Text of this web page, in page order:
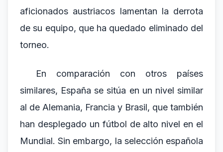
aficionados austriacos lamentan la derrota
de su equipo, que ha quedado eliminado del
torneo.
En comparación con otros países
similares, España se sitúa en un nivel similar
al de Alemania, Francia y Brasil, que también
han desplegado un fútbol de alto nivel en el
Mundial. Sin embargo, la selección española